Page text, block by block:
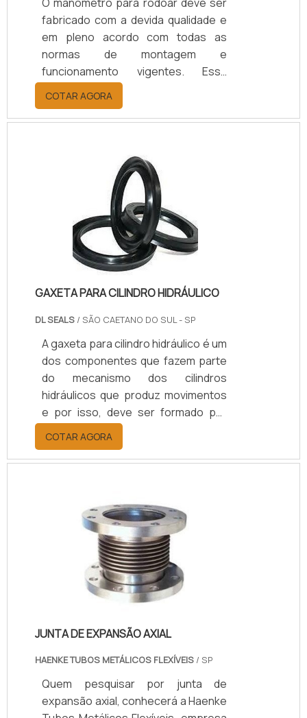
fabricado com a devida qualidade e
em pleno acordo com todas as
normas de montagem e
funcionamento vigentes. Essa
obrigatoriedade se justifica pois o
equipamento faz parte de um
sistema que realiza o controle de
equipamento Manter e controlar as
pressões especificadas para os
pneus; Pode ser utilizado em
qualquer caminhão; Instalado em um
aparelho semelhante a um rádio;
Controla a pressão e distribuição do
ar comprimido.O sistema d.
COTAR AGORA
GAXETA PARA CILINDRO HIDRÁULICO
DL SEALS / SÃO CAETANO DO SUL - SP
A gaxeta para cilindro hidráulico é um
dos componentes que fazem parte
do mecanismo dos cilindros
hidráulicos que produz movimentos
e por isso, deve ser formado por
compostos resistentes, seguro e
de alta performance.DETALHES
PRIMORDIAIS SOBRE O
tipos de equipamentos e sistemas, a
gaxeta cilindro hidráulico é um
acessório preparado para ser
resistente e assegurar o bom
funcionamento do cilindro hidráulico.
Abaixo, é possível con.
COTAR AGORA
JUNTA DE EXPANSÃO AXIAL
HAENKE TUBOS METÁLICOS FLEXÍVEIS / SP
Quem pesquisar por junta de
expansão axial, conhecerá a Haenke